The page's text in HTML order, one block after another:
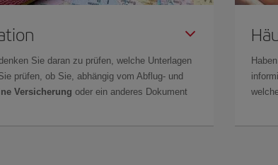
Sie daran zu prüfen, welche Unterlagen
prüfen, ob Sie, abhängig vom Abflug- und
Versicherung oder ein anderes Dokument